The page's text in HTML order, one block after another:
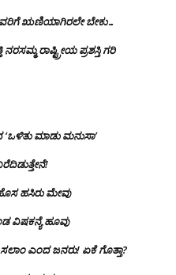
ಋಣಿಯಾಗಿರಲೇ ಬೇಕು…
ನರಸಮ್ಮ‌ ರಾಷ್ಟ್ರೀಯ ಪ್ರಶಸ್ತಿ ಗರಿ
ಮಾಡು ಮನುಸಾ’
ಹಸಿರು ಮೇವು
ವಿಷಕನ್ಯೆ ಹೂವು
ಎಂದ ಜನರು! ಏಕೆ ಗೊತ್ತಾ?